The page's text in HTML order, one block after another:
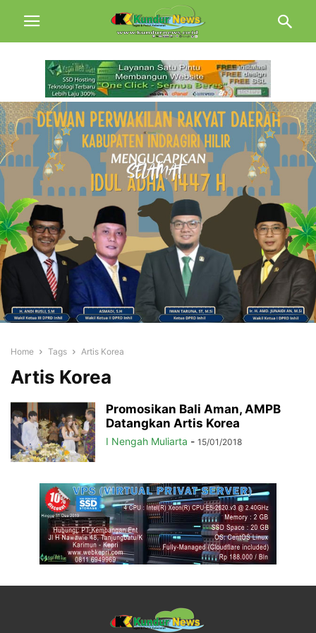
Home Tags Artis Korea
Artis Korea
Promosikan Bali Aman, AMPB
Datangkan Artis Korea
I Nengah Muliarta - 15/01/2018